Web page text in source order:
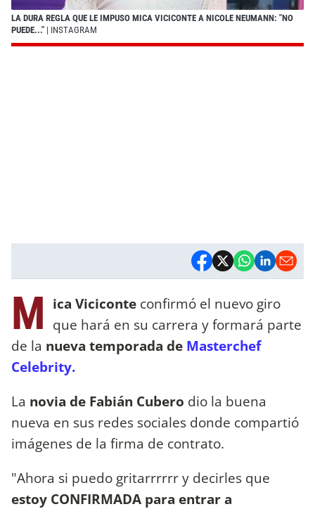
LA DURA REGLA QUE LE IMPUSO MICA VICICONTE A NICOLE NEUMANN: "NO
PUEDE..." | INSTAGRAM
M ica Viciconte confirmó el nuevo giro
que hará en su carrera y formará parte
de la nueva temporada de Masterchef
Celebrity.
La novia de Fabián Cubero dio la buena
nueva en sus redes sociales donde compartió
imágenes de la firma de contrato.
"Ahora si puedo gritarrrrrr y decirles que
estoy CONFIRMADA para entrar a